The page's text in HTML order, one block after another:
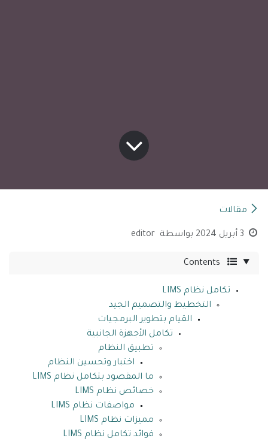
مقالات
3 أبريل 2024 بواسطة editor
Contents
تكامل نظام LIMS
التخطيط والتصميم الجيد
القيام بتطوير البرمجيات
تكامل الأجهزة الجانبية
تطبيق النظام
اختبار وتحسين النظام
ما المقصود بتكامل نظام LIMS
خصائص نظام LIMS
مواصفات نظام LIMS
مميزات نظام LIMS
فوائد تكامل نظام LIMS